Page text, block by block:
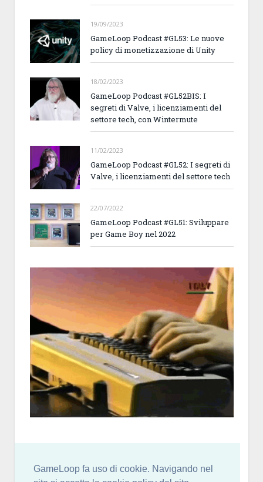
GameLoop fa uso di cookie. Navigando nel
19/09/2023
GameLoop Podcast #GL53: Le nuove
policy di monetizzazione di Unity
18/02/2023
GameLoop Podcast #GL52BIS: I
segreti di Valve, i licenziamenti del
settore tech, con Wintermute
11/02/2023
GameLoop Podcast #GL52: I segreti di
Valve, i licenziamenti del settore tech
22/07/2022
GameLoop Podcast #GL51: Sviluppare
per Game Boy nel 2022